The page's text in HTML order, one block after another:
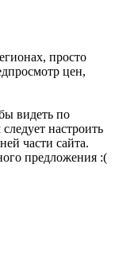
просто
цен,
видеть по
настроить
части сайта.
предложения :(